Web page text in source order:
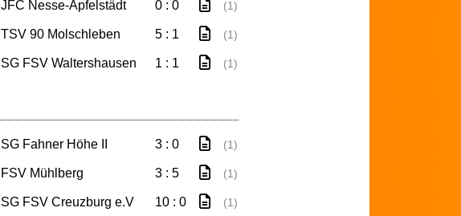
JFC Nesse-Apfelstädt 0 : 0 (1)
TSV 90 Molschleben 5 : 1 (1)
SG FSV Waltershausen 1 : 1 (1)
SG Fahner Höhe II 3 : 0 (1)
FSV Mühlberg 3 : 5 (1)
SG FSV Creuzburg e.V 10 : 0 (1)